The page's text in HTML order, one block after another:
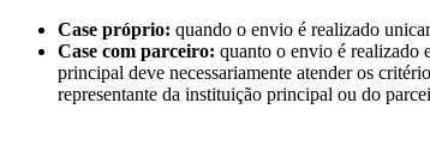
Case próprio: quando o envio é realizado
Case com parceiro: quanto o envio é realizado
principal deve necessariamente atender os
representante da instituição principal ou do